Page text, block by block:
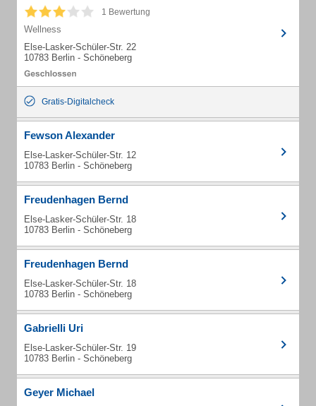
1 Bewertung
Wellness
Else-Lasker-Schüler-Str. 22
10783 Berlin - Schöneberg
Gratis-Digitalcheck
Fewson Alexander
Else-Lasker-Schüler-Str. 12
10783 Berlin - Schöneberg
Freudenhagen Bernd
Else-Lasker-Schüler-Str. 18
10783 Berlin - Schöneberg
Freudenhagen Bernd
Else-Lasker-Schüler-Str. 18
10783 Berlin - Schöneberg
Gabrielli Uri
Else-Lasker-Schüler-Str. 19
10783 Berlin - Schöneberg
Geyer Michael